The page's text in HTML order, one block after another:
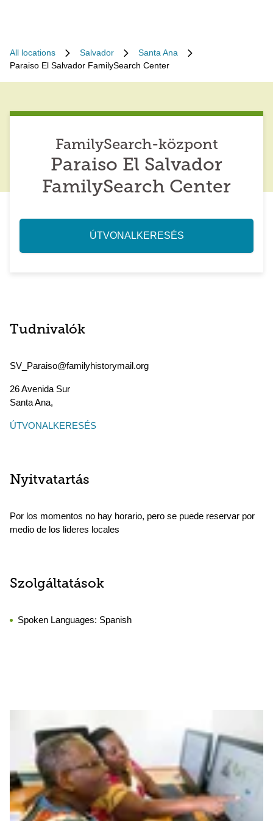
All locations Salvador
Santa Ana
Paraiso El Salvador FamilySearch Center
FamilySearch-központ
Paraiso El Salvador
FamilySearch Center
ÚTVONALKERESÉS
Tudnivalók
SV_Paraiso@familyhistorymail.org
26 Avenida Sur
Santa Ana,
ÚTVONALKERESÉS
Nyitvatartás
Por los momentos no hay horario, pero se puede reservar por
medio de los lideres locales
Szolgáltatások
Spoken Languages: Spanish